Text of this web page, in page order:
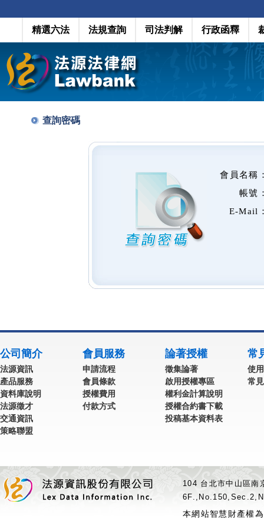
精選六法 法規查詢 司法判解 行政函釋
查詢密碼
會員名稱
帳號
E-Mail
公司簡介
法源資訊
產品服務
資料庫說明
法源徵才
交通資訊
策略聯盟
會員服務
申請流程
會員條款
授權費用
付款方式
論著授權
徵集論著
啟用授權專區
權利金計算說明
授權合約書下載
投稿基本資料表
常
使
常
104 台北市中山區
本網站智慧財產權